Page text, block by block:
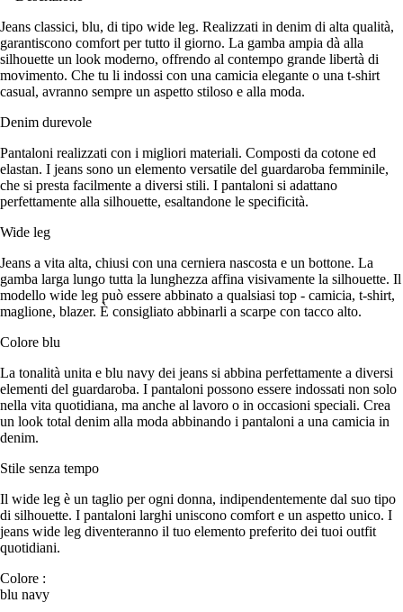
Jeans classici, blu, di tipo wide leg. Realizzati in denim di alta qualità,
garantiscono comfort per tutto il giorno. La gamba ampia dà alla
silhouette un look moderno, offrendo al contempo grande libertà di
movimento. Che tu li indossi con una camicia elegante o una t-shirt
casual, avranno sempre un aspetto stiloso e alla moda.
Denim durevole
Pantaloni realizzati con i migliori materiali. Composti da cotone ed
elastan. I jeans sono un elemento versatile del guardaroba femminile,
che si presta facilmente a diversi stili. I pantaloni si adattano
perfettamente alla silhouette, esaltandone le specificità.
Wide leg
Jeans a vita alta, chiusi con una cerniera nascosta e un bottone. La
gamba larga lungo tutta la lunghezza affina visivamente la silhouette. Il
modello wide leg può essere abbinato a qualsiasi top - camicia, t-shirt,
maglione, blazer. È consigliato abbinarli a scarpe con tacco alto.
Colore blu
La tonalità unita e blu navy dei jeans si abbina perfettamente a diversi
elementi del guardaroba. I pantaloni possono essere indossati non solo
nella vita quotidiana, ma anche al lavoro o in occasioni speciali. Crea
un look total denim alla moda abbinando i pantaloni a una camicia in
denim.
Stile senza tempo
Il wide leg è un taglio per ogni donna, indipendentemente dal suo tipo
di silhouette. I pantaloni larghi uniscono comfort e un aspetto unico. I
jeans wide leg diventeranno il tuo elemento preferito dei tuoi outfit
quotidiani.
Colore :
blu navy